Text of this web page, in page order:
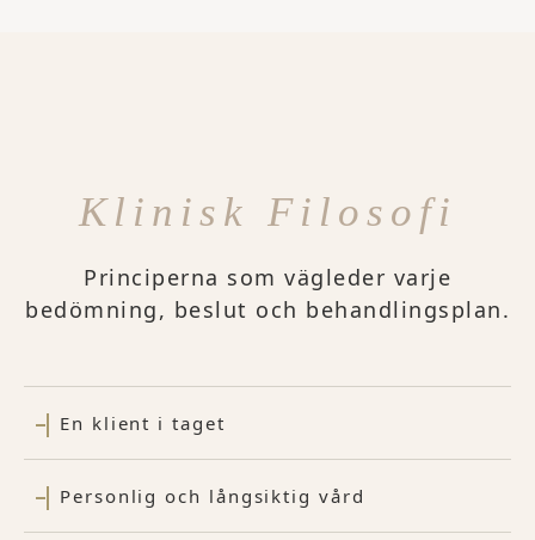
Klinisk Filosofi
Principerna som vägleder varje
bedömning, beslut och behandlingsplan.
En klient i taget
Personlig och långsiktig vård